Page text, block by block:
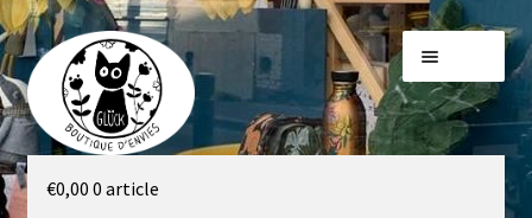
Aller
à
la
navigation
Aller
au
contenu
Galerie
€0,00 0 article